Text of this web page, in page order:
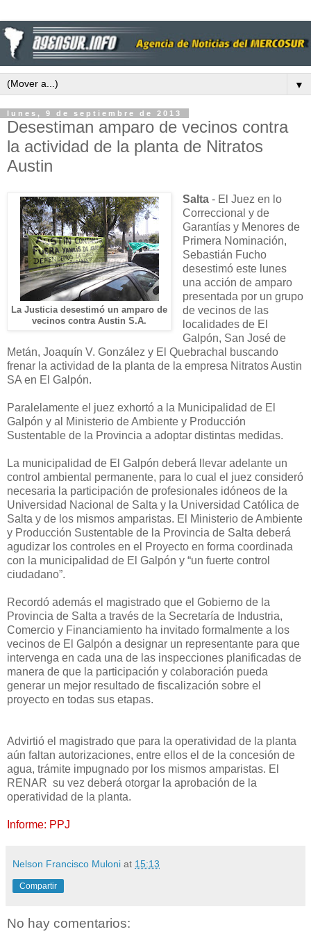
▼
lunes, 9 de septiembre de 2013
Desestiman amparo de vecinos contra
la actividad de la planta de Nitratos
Austin
La Justicia desestimó un amparo de
vecinos contra Austin S.A.
Salta- El Juez en lo
Correccional y de
Garantías y Menores de
Primera Nominación,
Sebastián Fucho
desestimó este lunes
una acción de amparo
presentada por un grupo
de vecinos de las
localidades de El
Galpón, San José de
Metán, Joaquín V. González y El Quebrachal buscando
frenar la actividad de la planta de la empresa Nitratos Austin
SA en El Galpón.
Paralelamente el juez exhortó a la Municipalidad de El
Galpón y al Ministerio de Ambiente y Producción
Sustentable de la Provincia a adoptar distintas medidas.
La municipalidad de El Galpón deberá llevar adelante un
control ambiental permanente, para lo cual el juez consideró
necesaria la participación de profesionales idóneos de la
Universidad Nacional de Salta y la Universidad Católica de
Salta y de los mismos amparistas. El Ministerio de Ambiente
y Producción Sustentable de la Provincia de Salta deberá
agudizar los controles en el Proyecto en forma coordinada
con la municipalidad de El Galpón y “un fuerte control
ciudadano”.
Recordó además el magistrado que el Gobierno de la
Provincia de Salta a través de la Secretaría de Industria,
Comercio y Financiamiento ha invitado formalmente a los
vecinos de El Galpón a designar un representante para que
intervenga en cada una de las inspecciones planificadas de
manera de que la participación y colaboración pueda
generar un mejor resultado de fiscalización sobre el
proyecto en todas sus etapas.
Advirtió el magistrado que para la operatividad de la planta
aún faltan autorizaciones, entre ellos el de la concesión de
agua, trámite impugnado por los mismos amparistas. El
RENAR su vez deberá otorgar la aprobación de la
operatividad de la planta.
Informe: PPJ
Nelson Francisco Muloni at 15:13
Compartir
No hay comentarios: